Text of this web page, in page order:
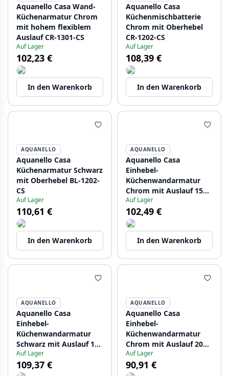
Aquanello Casa Wand-
Küchenarmatur Chrom
mit hohem flexiblem
Auslauf CR-1301-CS
Auf Lager
102,23 €
In den Warenkorb
Aquanello Casa
Küchenmischbatterie
Chrom mit Oberhebel
CR-1202-CS
Auf Lager
108,39 €
In den Warenkorb
AQUANELLO
Aquanello Casa
Küchenarmatur Schwarz
mit Oberhebel BL-1202-
CS
Auf Lager
110,61 €
In den Warenkorb
AQUANELLO
Aquanello Casa
Einhebel-
Küchenwandarmatur
Chrom mit Auslauf 15
cm CR-1415-CS
Auf Lager
102,49 €
In den Warenkorb
AQUANELLO
Aquanello Casa
Einhebel-
Küchenwandarmatur
Schwarz mit Auslauf 15
cm BL-1415-CS
Auf Lager
109,37 €
AQUANELLO
Aquanello Casa
Einhebel-
Küchenwandarmatur
Chrom mit Auslauf 20
cm CR-1420-CS
Auf Lager
90,91 €